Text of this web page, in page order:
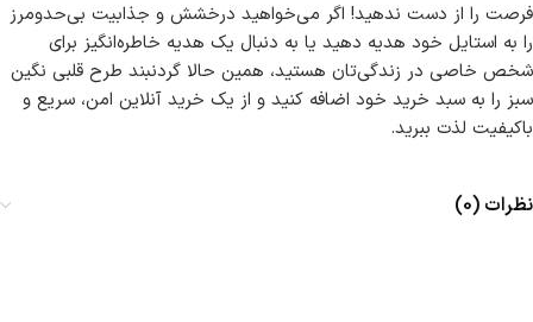
فرصت را از دست ندهید! اگر می‌خواهید درخشش و جذابیت بی‌حدومرز
را به استایل خود هدیه دهید یا به دنبال یک هدیه خاطره‌انگیز برای
شخص خاصی در زندگی‌تان هستید، همین حالا گردنبند طرح قلبی نگین
سبز را به سبد خرید خود اضافه کنید و از یک خرید آنلاین امن، سریع و
باکیفیت لذت ببرید.
نظرات (0)